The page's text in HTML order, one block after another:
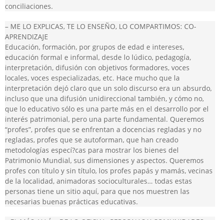
conciliaciones.
– ME LO EXPLICAS, TE LO ENSEÑO, LO COMPARTIMOS: CO-
APRENDIZAJE
Educación, formación, por grupos de edad e intereses,
educación formal e informal, desde lo lúdico, pedagogía,
interpretación, difusión con objetivos formadores, voces
locales, voces especializadas, etc. Hace mucho que la
interpretación dejó claro que un solo discurso era un absurdo,
incluso que una difusión unidireccional también, y cómo no,
que lo educativo sólo es una parte más en el desarrollo por el
interés patrimonial, pero una parte fundamental. Queremos
“profes”, profes que se enfrentan a docencias regladas y no
regladas, profes que se autoforman, que han creado
metodologías especí?cas para mostrar los bienes del
Patrimonio Mundial, sus dimensiones y aspectos. Queremos
profes con título y sin título, los profes papás y mamás, vecinas
de la localidad, animadoras socioculturales… todas estas
personas tiene un sitio aquí, para que nos muestren las
necesarias buenas prácticas educativas.